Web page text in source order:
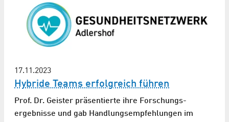
17.11.2023
Hybride Teams erfolgreich führen
Prof. Dr. Geister präsentierte ihre Forschungs­
ergebnisse und gab Handlungs­empfehlungen im